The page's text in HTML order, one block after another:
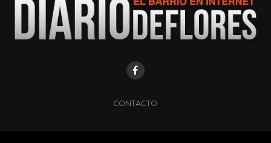
CONTACTO